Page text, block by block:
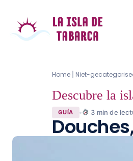
Home Niet-
Descubre la
GUÍA 3 min de